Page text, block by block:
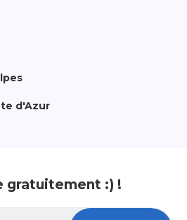
d'Azur
gratuitement :) !